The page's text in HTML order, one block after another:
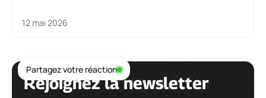
12 mai 2026
Rejoignez la newsletter
Partagez votre réaction